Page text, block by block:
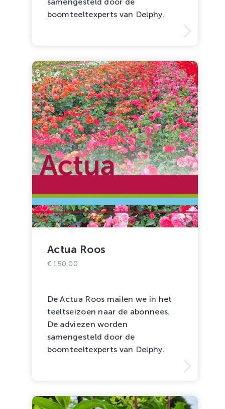
boomteeltexperts van Delphy.
Actua Roos
€150,00
De Actua Roos mailen we in het
teeltseizoen naar de abonnees.
De adviezen worden
samengesteld door de
boomteeltexperts van Delphy.